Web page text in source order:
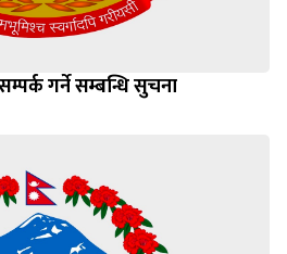
गर्ने सम्बन्धि सुचना